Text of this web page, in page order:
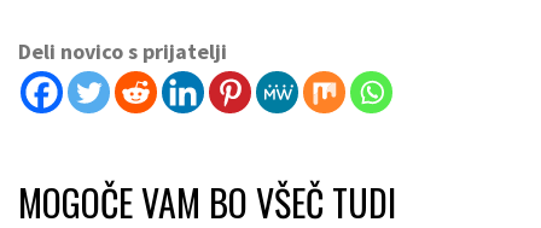
Deli novico s prijatelji
MOGOČE VAM BO VŠEČ TUDI